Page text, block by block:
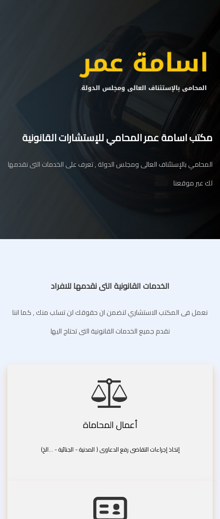
مكتب اسامة عمر المحامي للإستشارات القانونية
المحامي بالإستئناف العالى ومجلس الدولة , تعرف على الخدمات التى نقدمها
لك عبر موقعنا
الخدمات القانونية التى نقدمها للافراد
نعمل فى المكتب الاستشاري لنضمن ان حقوقك لن تسلب منك , كما اننا
نقدم جميع الخدمات القانونية التى تحتاج اليها
أعمال المحاماة
إتخاذ إجراءات التقاضى رفع الدعاوى ( المدنية - الجنائية - ...الخ)